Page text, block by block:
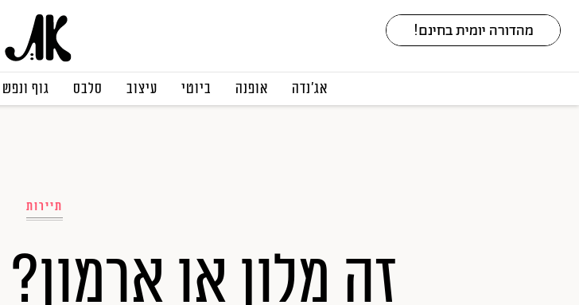
אג׳נדה אופנה ביוטי עיצוב סלבס גוף ונפש
תיירות